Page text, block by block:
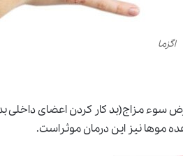
اگزما
سوء مزاج(بد کار کردن اعضای داخلی
موها نیز این درمان موثراست.